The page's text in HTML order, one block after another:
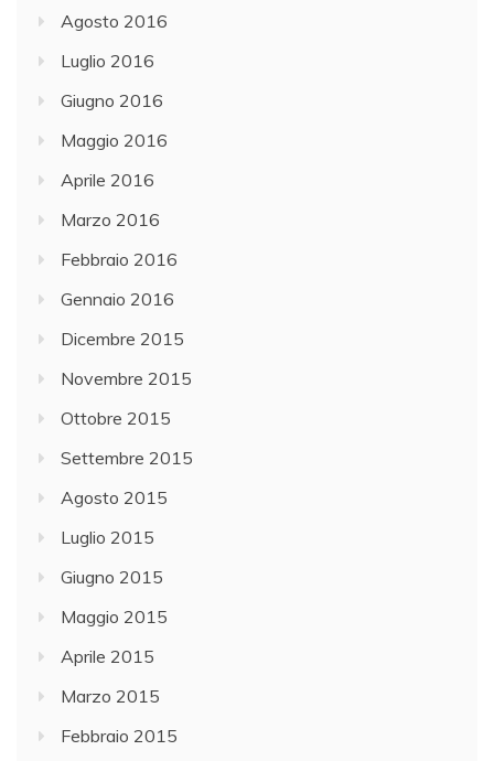
Agosto 2016
Luglio 2016
Giugno 2016
Maggio 2016
Aprile 2016
Marzo 2016
Febbraio 2016
Gennaio 2016
Dicembre 2015
Novembre 2015
Ottobre 2015
Settembre 2015
Agosto 2015
Luglio 2015
Giugno 2015
Maggio 2015
Aprile 2015
Marzo 2015
Febbraio 2015